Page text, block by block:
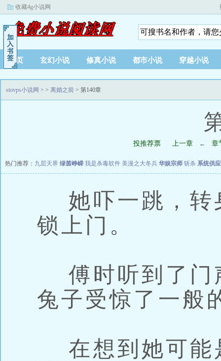
收藏4g小说网
首页 玄幻小说 修真小说 都市小说 穿越小说
stovps小说网 > > 离婚之前 > 第140章
投推荐票 上一章 ← 章
热门推荐： 九层天界 绿茵峥嵘 我是杀毒软件 美漫之大冬兵 华娱宗师 斩杀 系统供
她吓一跳，转
锁上门。
傅时听到了门
兔子受惊了一般
在想到她可能